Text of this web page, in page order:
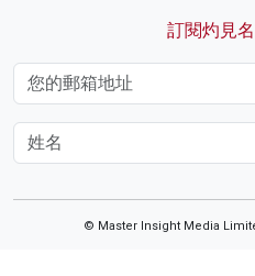
訂閱灼見
© Master Insight Media